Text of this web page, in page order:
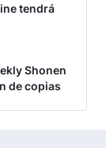
tendrá
Shonen
de copias